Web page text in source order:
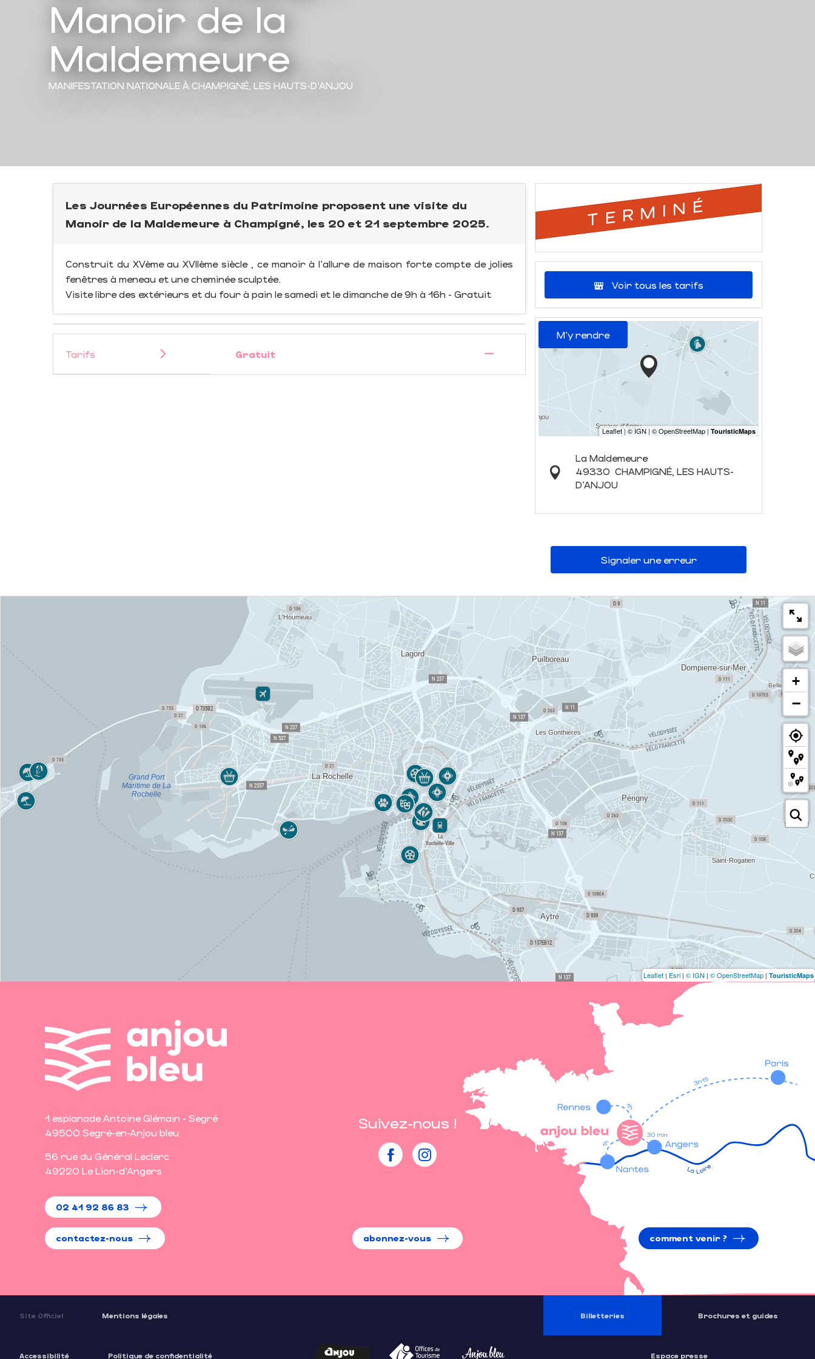
Manoir de la
Maldemeure
MANIFESTATION NATIONALE À CHAMPIGNÉ, LES HAUTS-D'ANJOU
Les Journées Européennes du Patrimoine proposent une visite du
Manoir de la Maldemeure à Champigné, les 20 et 21 septembre 2025.
Construit du XVème au XVIIème siècle , ce manoir à l'allure de maison forte compte de jolies
fenêtres à meneau et une cheminée sculptée.
Visite libre des extérieurs et du four à pain le samedi et le dimanche de 9h à 16h - Gratuit
Tarifs Gratuit —
TERMINÉ
Voir tous les tarifs
M'y rendre
La Maldemeure
49330 CHAMPIGNÉ, LES HAUTS-
D'ANJOU
Signaler une erreur
+
−
Leaflet | Esri | © IGN | © OpenStreetMap | TouristicMaps
1 esplanade Antoine Glémain - Segré
49500 Segré-en-Anjou bleu
56 rue du Général Leclerc
49220 Le Lion-d'Angers
02 41 92 86 83
contactez-nous
Suivez-nous !
abonnez-vous comment venir ?
Site Officiel Mentions légales
Accessibilité Politique de confidentialité
Billetteries Brochures et guides
Espace presse